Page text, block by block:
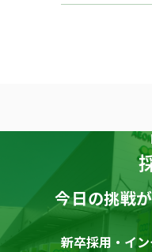
今日の挑戦
新卒採用・イ